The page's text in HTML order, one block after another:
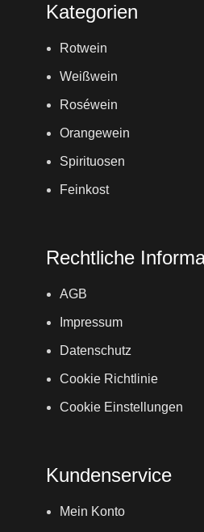
Kategorien
Rotwein
Weißwein
Roséwein
Orangewein
Spirituosen
Feinkost
Rechtliche
AGB
Impressum
Datenschutz
Cookie Richtlinie
Cookie Einstellungen
Kundenservice
Mein Konto